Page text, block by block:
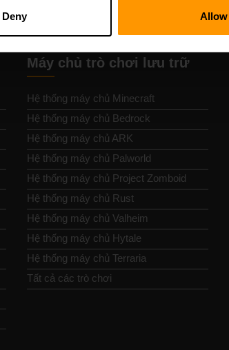
Deny Allow
Máy chủ trò chơi lưu trữ
Hệ thống máy chủ Minecraft
Hệ thống máy chủ Bedrock
Hệ thống máy chủ ARK
Hệ thống máy chủ Palworld
Hệ thống máy chủ Project Zomboid
Hệ thống máy chủ Rust
Hệ thống máy chủ Valheim
Hệ thống máy chủ Hytale
Hệ thống máy chủ Terraria
Tất cả các trò chơi